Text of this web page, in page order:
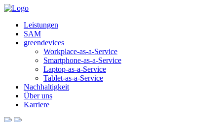
Leistungen
SAM
greendevices
Workplace-as-a-Service
Smartphone-as-a-Service
Laptop-as-a-Service
Tablet-as-a-Service
Nachhaltigkeit
Über uns
Karriere